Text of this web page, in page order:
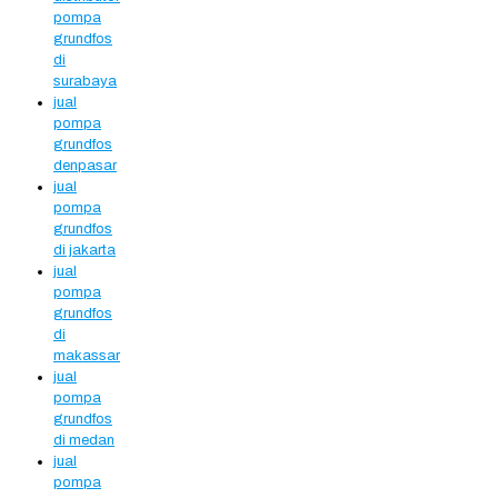
pompa
grundfos
di
surabaya
jual
pompa
grundfos
denpasar
jual
pompa
grundfos
di jakarta
jual
pompa
grundfos
di
makassar
jual
pompa
grundfos
di medan
jual
pompa